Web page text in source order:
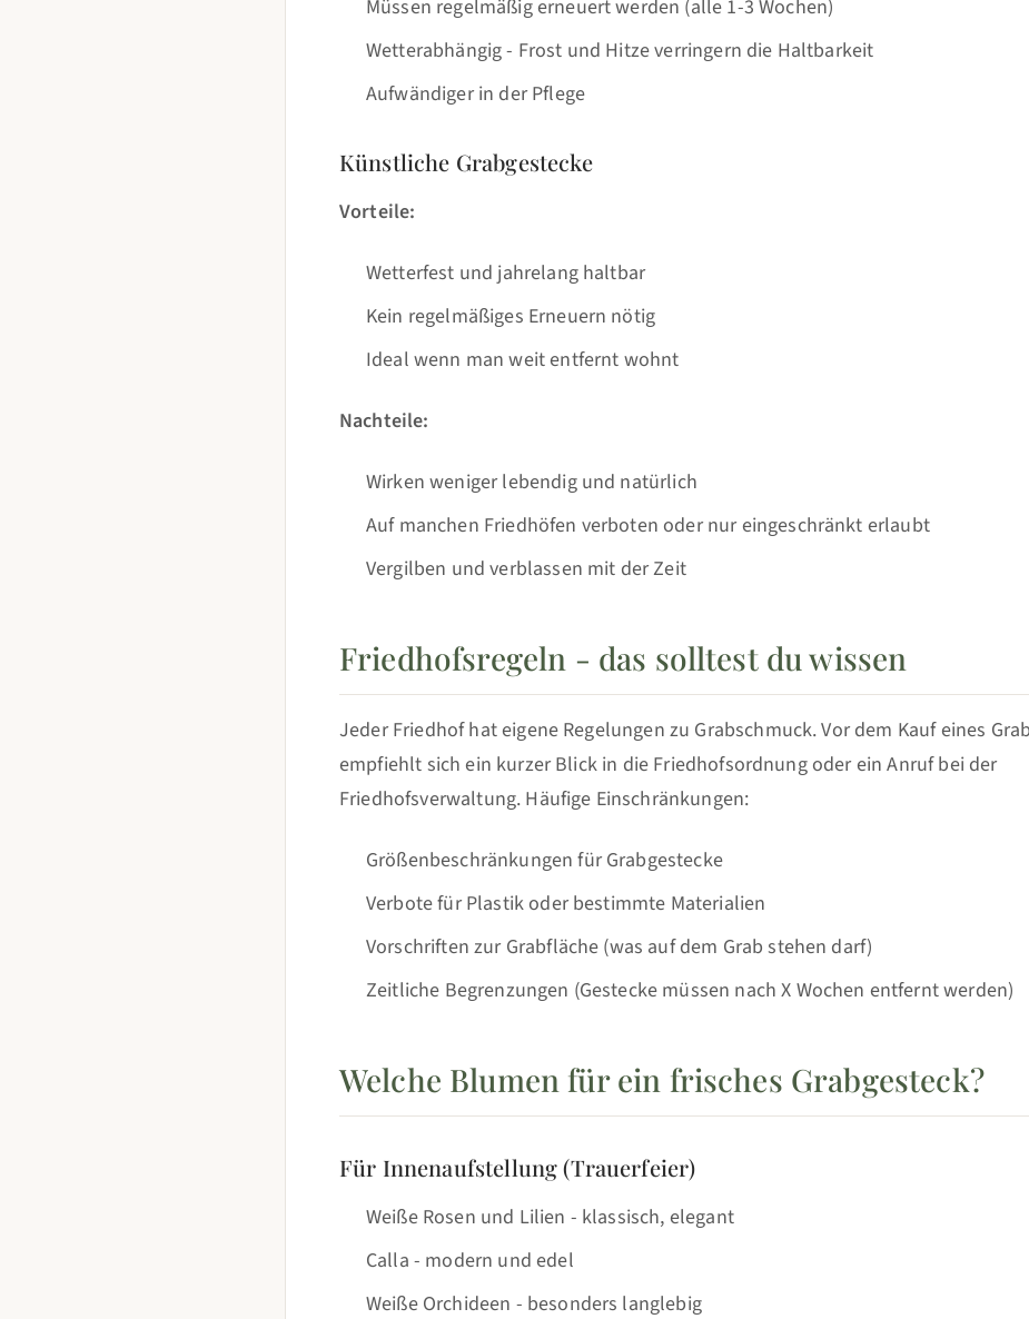
Müssen regelmäßig erneuert werden (alle 1-3 Wochen)
Wetterabhängig - Frost und Hitze verringern die Haltbarkeit
Aufwändiger in der Pflege
Künstliche Grabgestecke
Vorteile:
Wetterfest und jahrelang haltbar
Kein regelmäßiges Erneuern nötig
Ideal wenn man weit entfernt wohnt
Nachteile:
Wirken weniger lebendig und natürlich
Auf manchen Friedhöfen verboten oder nur eingeschränkt erlaubt
Vergilben und verblassen mit der Zeit
Friedhofsregeln - das solltest du wissen
Jeder Friedhof hat eigene Regelungen zu Grabschmuck. Vor dem Kauf eines
empfiehlt sich ein kurzer Blick in die Friedhofsordnung oder ein Anruf bei der
Friedhofsverwaltung. Häufige Einschränkungen:
Größenbeschränkungen für Grabgestecke
Verbote für Plastik oder bestimmte Materialien
Vorschriften zur Grabfläche (was auf dem Grab stehen darf)
Zeitliche Begrenzungen (Gestecke müssen nach X Wochen entfernt werden)
Welche Blumen für ein frisches Grabgesteck?
Für Innenaufstellung (Trauerfeier)
Weiße Rosen und Lilien - klassisch, elegant
Calla - modern und edel
Weiße Orchideen - besonders langlebig